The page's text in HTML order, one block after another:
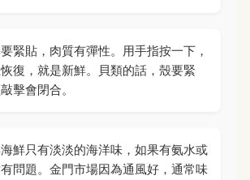
緊貼，肉質有彈性。用手指按一下，
復，就是新鮮。貝類的話，殼要緊
擊會閉合。
鮮只有淡淡的海洋味，如果有氨水或
問題。金門市場因為通風好，通常味